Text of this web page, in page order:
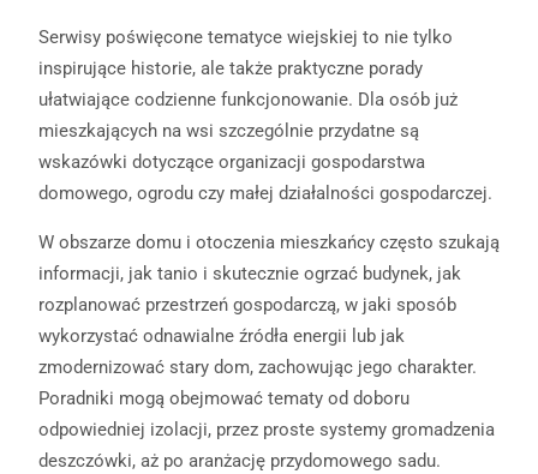
Serwisy poświęcone tematyce wiejskiej to nie tylko
inspirujące historie, ale także praktyczne porady
ułatwiające codzienne funkcjonowanie. Dla osób już
mieszkających na wsi szczególnie przydatne są
wskazówki dotyczące organizacji gospodarstwa
domowego, ogrodu czy małej działalności gospodarczej.
W obszarze domu i otoczenia mieszkańcy często szukają
informacji, jak tanio i skutecznie ogrzać budynek, jak
rozplanować przestrzeń gospodarczą, w jaki sposób
wykorzystać odnawialne źródła energii lub jak
zmodernizować stary dom, zachowując jego charakter.
Poradniki mogą obejmować tematy od doboru
odpowiedniej izolacji, przez proste systemy gromadzenia
deszczówki, aż po aranżację przydomowego sadu.